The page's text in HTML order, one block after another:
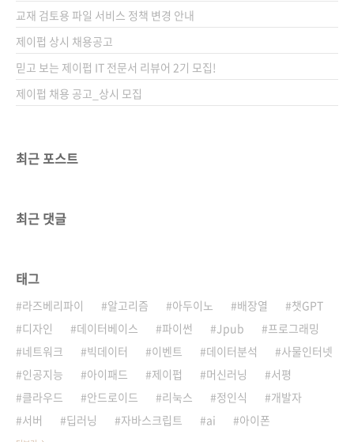
(^^)의 공구 이벤트임에도 스물두 분이 스물 일
곱 권이나 구매해주셨습니다. 이 자리를 빌려 좋
은진호 님과 구매해주신 모든 분들에게 다시 한
번 감사의 말씀을 드립니다. 특히, 좋은진호 님께
서는 책이 좋은 것 같다며 관..
교재 검토용 파일 서비스 정책 변경 안내
제이펍 상시 채용공고
믿고 보는 제이펍 IT 전문서 리뷰어 2기 모집!
제이펍 채용 공고_상시 모집
최근 포스트
최근 댓글
태그
라즈베리파이 알고리즘 아두이노 배장열
챗GPT
디자인
데이터베이스 파이썬 Jpub
프로그래밍
네트워크
빅데이터 이벤트 데이터분석
사물인터넷
인공지능
아이패드 제이펍 머신러닝
서평
클라우드
안드로이드 리눅스 정인식
개발자
서버
딥러닝 자바스크립트 ai 아이폰